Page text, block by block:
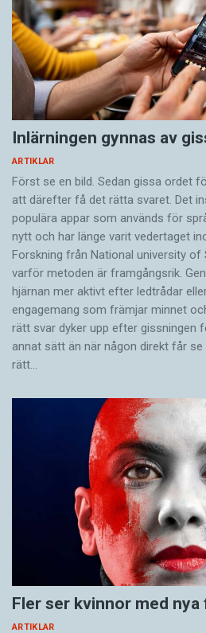
Inlärningen gynnas av
ARTIKLAR
Först se en bild. Sedan gissa ordet
att därefter få det rätta svaret. Det
populära appar som används för
nytt och har länge varit vedertaget
Forskning från National university of
varför metoden är framgångsrik.
hjärnan mer aktivt ­efter ledtrådar
engagemang som främjar minnet
rätt svar dyker upp efter gissningen
annat sätt än när någon direkt får
rätt…
Fler ser kvinnor med
ARTIKLAR